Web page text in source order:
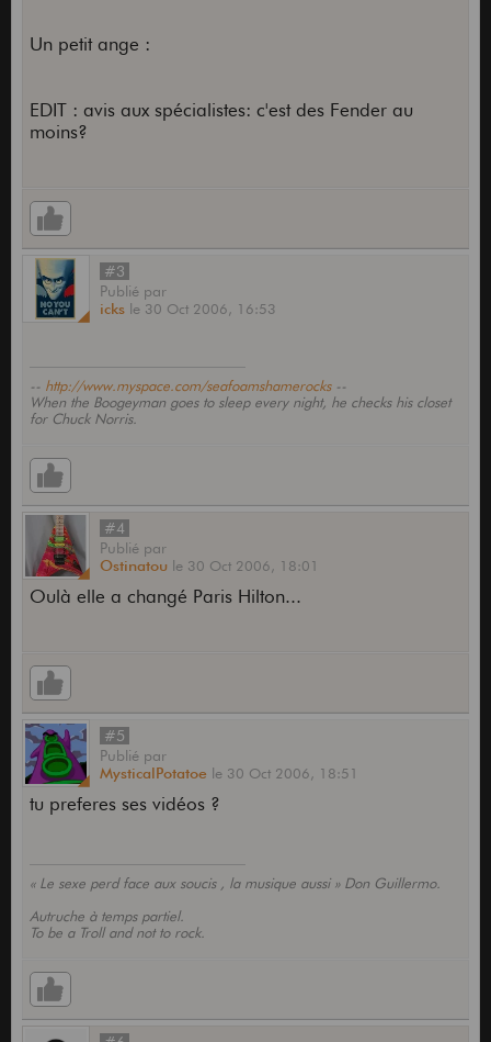
Un petit ange :
EDIT : avis aux spécialistes: c'est des Fender au
moins?
#3
Publié par
icks le 30 Oct 2006, 16:53
-- http://www.myspace.com/seafoamshamerocks--
When the Boogeyman goes to sleep every night, he checks his closet
for Chuck Norris.
#4
Publié par
Ostinatou le 30 Oct 2006, 18:01
Oulà elle a changé Paris Hilton...
#5
Publié par
MysticalPotatoe le 30 Oct 2006, 18:51
tu preferes ses vidéos ?
« Le sexe perd face aux soucis , la musique aussi » Don Guillermo.
Autruche à temps partiel.
To be a Troll and not to rock.